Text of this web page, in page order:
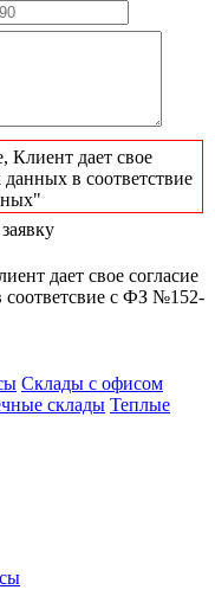
Клиент дает свое
в соответствие
дает свое согласие
соответсвие с ФЗ №152-
Склады с офисом
склады Теплые